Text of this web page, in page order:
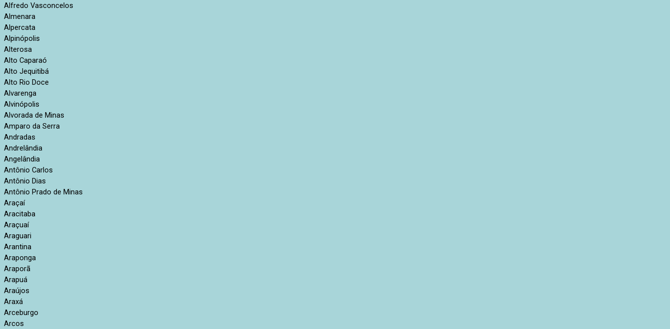
Alfredo Vasconcelos
Almenara
Alpercata
Alpinópolis
Alterosa
Alto Caparaó
Alto Jequitibá
Alto Rio Doce
Alvarenga
Alvinópolis
Alvorada de Minas
Amparo da Serra
Andradas
Andrelândia
Angelândia
Antônio Carlos
Antônio Dias
Antônio Prado de Minas
Araçaí
Aracitaba
Araçuaí
Araguari
Arantina
Araponga
Araporã
Arapuá
Araújos
Araxá
Arceburgo
Arcos